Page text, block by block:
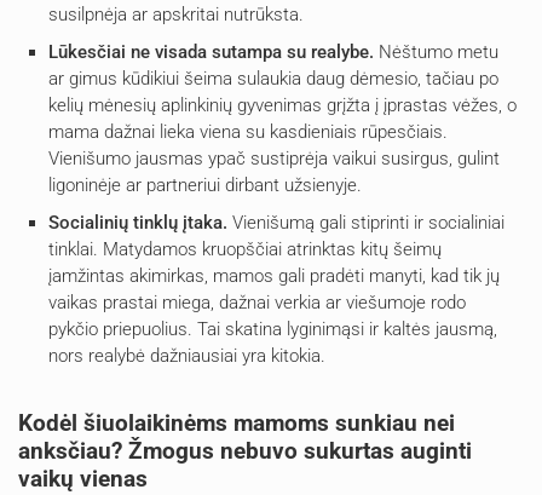
susilpnėja ar apskritai nutrūksta.
Lūkesčiai ne visada sutampa su realybe. Nėštumo metu
ar gimus kūdikiui šeima sulaukia daug dėmesio, tačiau po
kelių mėnesių aplinkinių gyvenimas grįžta į įprastas vėžes, o
mama dažnai lieka viena su kasdieniais rūpesčiais.
Vienišumo jausmas ypač sustiprėja vaikui susirgus, gulint
ligoninėje ar partneriui dirbant užsienyje.
Socialinių tinklų įtaka. Vienišumą gali stiprinti ir socialiniai
tinklai. Matydamos kruopščiai atrinktas kitų šeimų
įamžintas akimirkas, mamos gali pradėti manyti, kad tik jų
vaikas prastai miega, dažnai verkia ar viešumoje rodo
pykčio priepuolius. Tai skatina lyginimąsi ir kaltės jausmą,
nors realybė dažniausiai yra kitokia.
Kodėl šiuolaikinėms mamoms sunkiau nei
anksčiau? Žmogus nebuvo sukurtas auginti
vaikų vienas